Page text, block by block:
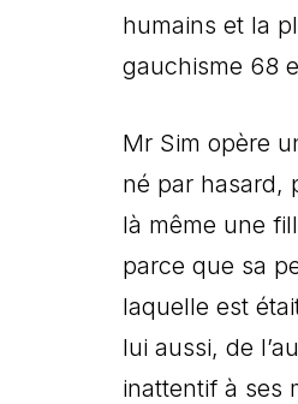
humains et la
gauchisme 68
Mr Sim opère
né par hasard,
là même une
parce que sa
laquelle est
lui aussi, de
inattentif à ses